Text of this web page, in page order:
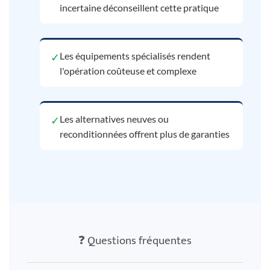
incertaine déconseillent cette pratique
✓ Les équipements spécialisés rendent
l'opération coûteuse et complexe
✓ Les alternatives neuves ou
reconditionnées offrent plus de garanties
❓ Questions fréquentes